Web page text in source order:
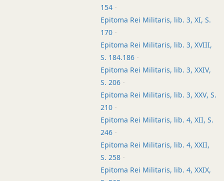
154
Epitoma Rei Militaris, lib. 3, XI, S.
170
Epitoma Rei Militaris, lib. 3, XVIII,
S. 184.186
Epitoma Rei Militaris, lib. 3, XXIV,
S. 206
Epitoma Rei Militaris, lib. 3, XXV, S.
210
Epitoma Rei Militaris, lib. 4, XII, S.
246
Epitoma Rei Militaris, lib. 4, XXII,
S. 258
Epitoma Rei Militaris, lib. 4, XXIX,